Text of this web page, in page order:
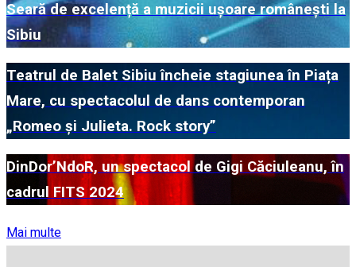
Seară de excelență a muzicii ușoare românești la
Sibiu
Teatrul de Balet Sibiu încheie stagiunea în Piața
Mare, cu spectacolul de dans contemporan
„Romeo și Julieta. Rock story”
DinDor’NdoR, un spectacol de Gigi Căciuleanu, în
cadrul FITS 2024
Mai multe